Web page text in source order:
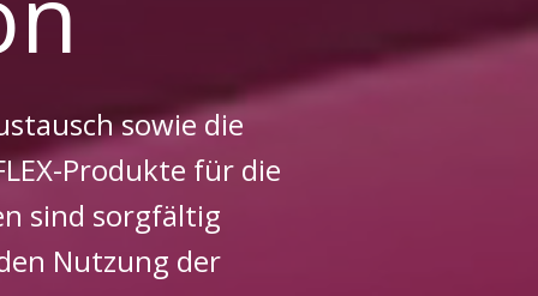
sowie die
Produkte für die
sind sorgfältig
Nutzung der